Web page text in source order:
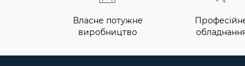
Власне потужне
виробництво